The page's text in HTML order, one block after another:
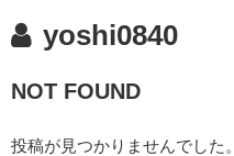
yoshi0840
NOT FOUND
投稿が見つかりませんでした。